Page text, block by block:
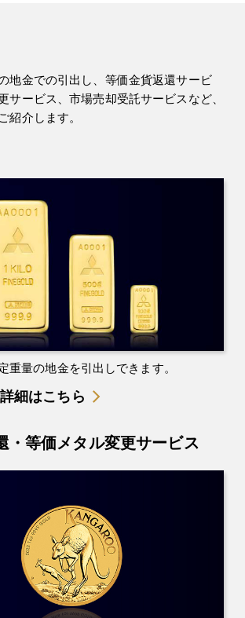
地金での引出し、等価金貨返還サービ
サービス、市場売却受託サービスなど、
紹介します。
重量の地金を引出しできます。
細はこちら
・等価メタル変更サービス